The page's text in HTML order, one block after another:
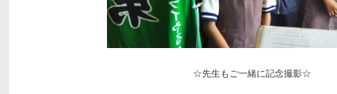
☆先生もご一緒に記念撮影☆